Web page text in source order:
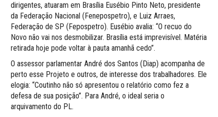
dirigentes, atuaram em Brasília Eusébio Pinto Neto, presidente
da Federação Nacional (Fenepospetro), e Luiz Arraes,
Federação de SP (Fepospetro). Eusébio avalia: “O recuo do
Novo não vai nos desmobilizar. Brasília está imprevisível. Matéria
retirada hoje pode voltar à pauta amanhã cedo”.
O assessor parlamentar André dos Santos (Diap) acompanha de
perto esse Projeto e outros, de interesse dos trabalhadores. Ele
elogia: “Coutinho não só apresentou o relatório como fez a
defesa de sua posição”. Para André, o ideal seria o
arquivamento do PL.